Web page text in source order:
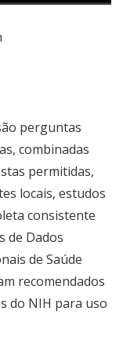
perguntas
combinadas
permitidas,
locais, estudos
consistente
de Dados
de Saúde
recomendados
do NIH para uso